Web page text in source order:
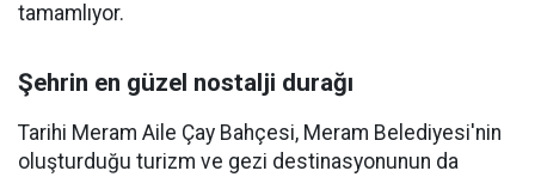
tamamlıyor.
Şehrin en güzel nostalji durağı
Tarihi Meram Aile Çay Bahçesi, Meram Belediyesi'nin
oluşturduğu turizm ve gezi destinasyonunun da